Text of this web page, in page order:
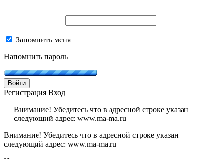
Запомнить меня
Напомнить пароль
Войти
Регистрация Вход
Внимание! Убедитесь что в адресной строке указан
следующий адрес: www.ma-ma.ru
Внимание! Убедитесь что в адресной строке указан
следующий адрес: www.ma-ma.ru